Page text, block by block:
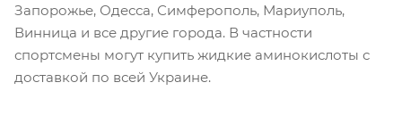
Запорожье, Одесса, Симферополь, Мариуполь,
Винница и все другие города. В частности
спортсмены могут купить жидкие аминокислоты с
доставкой по всей Украине.